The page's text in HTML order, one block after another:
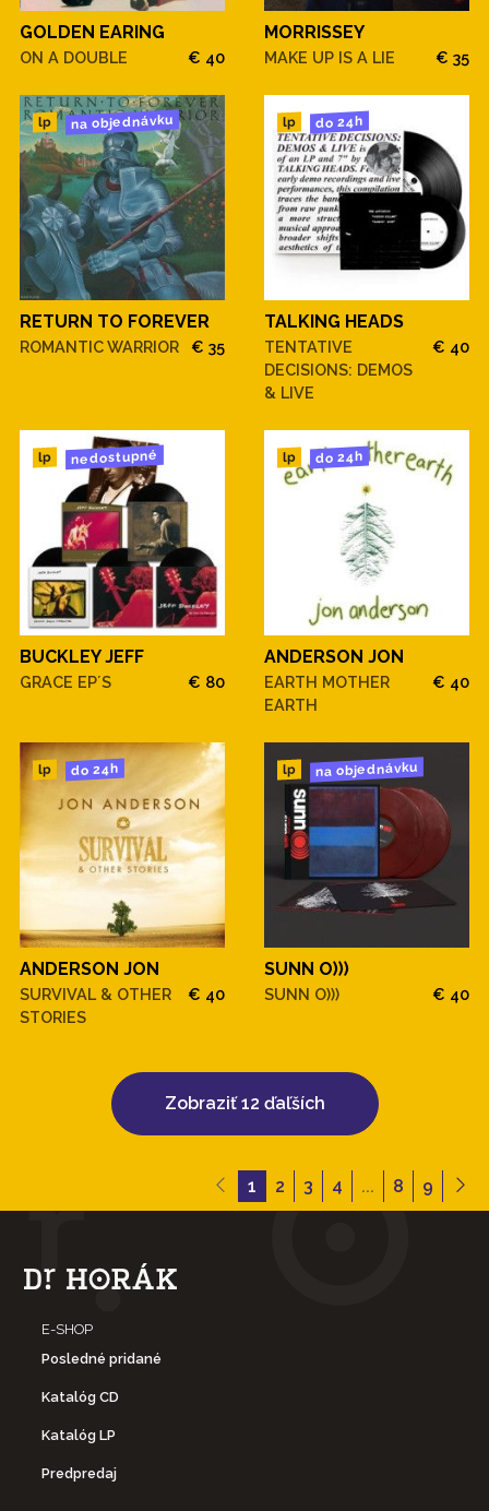
GOLDEN EARING
ON A DOUBLE € 40
MORRISSEY
MAKE UP IS A LIE € 35
lp na objednávku
RETURN TO FOREVER
ROMANTIC WARRIOR € 35
lp do 24h
TALKING HEADS
TENTATIVE
DECISIONS: DEMOS
& LIVE
€ 40
lp nedostupné
BUCKLEY JEFF
GRACE EP´S € 80
lp do 24h
ANDERSON JON
EARTH MOTHER
EARTH
€ 40
lp do 24h
ANDERSON JON
SURVIVAL & OTHER
STORIES
€ 40
lp na objednávku
SUNN O)))
SUNN O))) € 40
Zobraziť 12 ďaľších
1 2 3 4 ... 8 9
E-SHOP
Posledné pridané
Katalóg CD
Katalóg LP
Predpredaj